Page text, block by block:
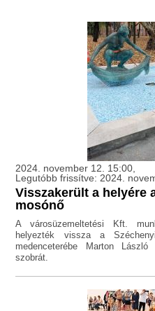
2024. november 12. 15:00,
Legutóbb frissítve: 2024.
Visszakerült a helyére
mosónő
A városüzemeltetési Kft.
helyezték vissza a
medenceterébe Marton
szobrát.